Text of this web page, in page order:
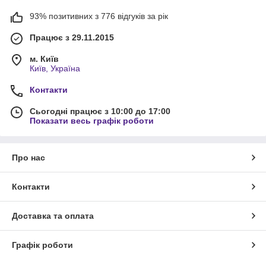
93% позитивних з 776 відгуків за рік
Працює з 29.11.2015
м. Київ
Київ, Україна
Контакти
Сьогодні працює з 10:00 до 17:00
Показати весь графік роботи
Про нас
Контакти
Доставка та оплата
Графік роботи